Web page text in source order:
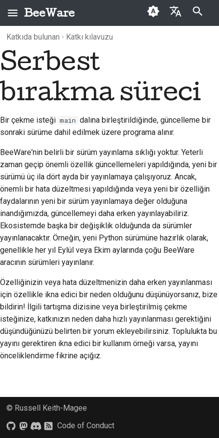
BeeWare
Dansk
Deutsch
Español
فارسی
Français
Italiano
日本語
한국어
Polski
Русский
தமிழ்
Türkçe
Yкраїнська
Arama başlatılıyor
BeeWare nedir?
Tarih ve Felsefe
Başarı öyküleri
Marka kılavuzu
BeeWare Topluluğu
Davranış Kuralları
Yönetişim
Arşiv
2024
2023
2021
2020
2019
2018
2017
2015
2014
2013
Resources
Katkıda bulunan Katkı kılavuzu
Serbest
bırakma süreci
Bir çekme isteği main dalına birleştirildiğinde, güncelleme bir
sonraki sürüme dahil edilmek üzere programa alınır.
BeeWare'nin belirli bir sürüm yayınlama sıklığı yoktur. Yeterli
zaman geçip önemli özellik güncellemeleri yapıldığında, yeni bir
sürümü üç ila dört ayda bir yayınlamaya çalışıyoruz. Ancak,
önemli bir hata düzeltmesi yapıldığında veya yeni bir özelliğin
faydalarının yeni bir sürüm yayınlamaya değer olduğuna
inandığımızda, güncellemeyi daha erken yayınlayabiliriz.
Ekosistemde başka bir değişiklik olduğunda da sürümler
yayınlanacaktır. Örneğin, yeni Python sürümüne hazırlık olarak,
genellikle her yıl Eylül veya Ekim aylarında çoğu BeeWare
aracının sürümleri yayınlanır.
Özelliğinizin veya hata düzeltmenizin daha erken yayınlanması
için özellikle ikna edici bir neden olduğunu düşünüyorsanız, bize
bildirin! İlgili tartışma dizisine veya birleştirilmiş çekme
isteğinize, katkınızın neden daha hızlı yayınlanması gerektiğini
düşündüğünüzü belirten bir yorum ekleyebilirsiniz. Toplulukta bu
yayını gerektiren ikna edici bir kullanım örneği varsa, yayını
önceliklendirme fikrine açığız.
© Russell Keith-Magee
Code of Conduct